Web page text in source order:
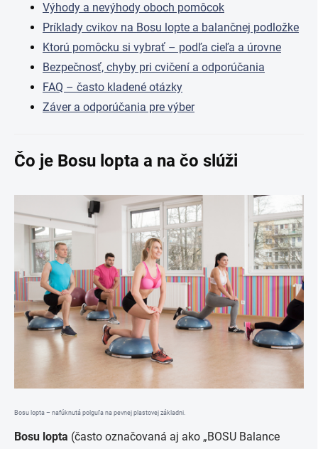
Výhody a nevýhody oboch pomôcok
Príklady cvikov na Bosu lopte a balančnej podložke
Ktorú pomôcku si vybrať – podľa cieľa a úrovne
Bezpečnosť, chyby pri cvičení a odporúčania
FAQ – často kladené otázky
Záver a odporúčania pre výber
Čo je Bosu lopta a na čo slúži
Bosu lopta – nafúknutá polguľa na pevnej plastovej základni.
Bosu lopta (často označovaná aj ako „BOSU Balance